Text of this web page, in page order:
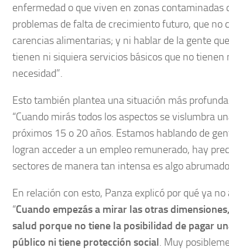
enfermedad o que viven en zonas contaminadas
problemas de falta de crecimiento futuro, que no
carencias alimentarias; y ni hablar de la gente
tienen ni siquiera servicios básicos que no tienen
necesidad”.
Esto también plantea una situación más
“Cuando mirás todos los aspectos se vislumbra
próximos 15 o 20 años. Estamos hablando de
logran acceder a un empleo remunerado, hay
sectores de manera tan intensa es algo
En relación con esto, Panza explicó por qué ya
“Cuando empezás a mirar las otras
salud porque no tiene la posibilidad de pagar
público ni tiene protección social. Muy